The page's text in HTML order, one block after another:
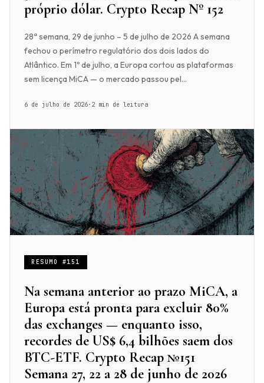
próprio dólar. Crypto Recap Nº 152
28ª semana, 29 de junho – 5 de julho de 2026 A semana
fechou o perímetro regulatório dos dois lados do
Atlântico. Em 1º de julho, a Europa cortou as plataformas
sem licença MiCA — o mercado passou pel...
6 de julho de 2026· 2 min de leitura
RESUMO #151
Na semana anterior ao prazo MiCA, a
Europa está pronta para excluir 80%
das exchanges — enquanto isso,
recordes de US$ 6,4 bilhões saem dos
BTC-ETF. Crypto Recap №151
Semana 27, 22 a 28 de junho de 2026